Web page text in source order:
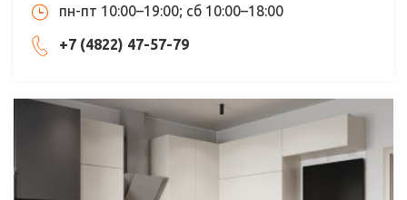
пн-пт 10:00–19:00; сб 10:00–18:00
+7 (4822) 47-57-79